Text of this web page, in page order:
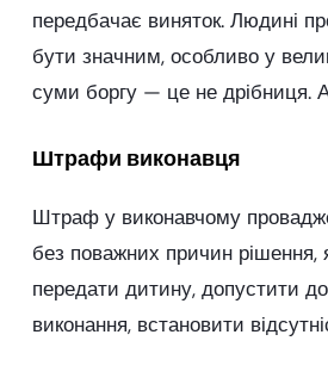
передбачає виняток. Людині
бути значним, особливо у
суми боргу — це не дрібниця. А
Штрафи виконавця
Штраф у виконавчому
без поважних причин рішення,
передати дитину, допустити
виконання, встановити